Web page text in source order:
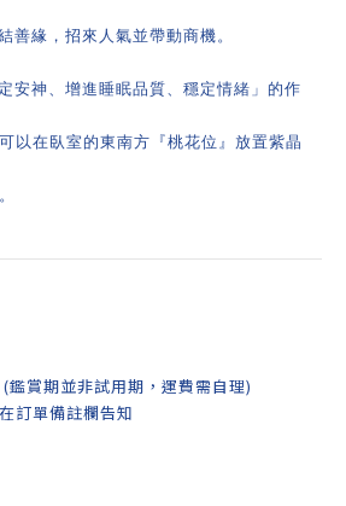
善緣，招來人氣並帶動商機。
安神、增進睡眠品質、穩定情緒」的作
以在臥室的東南方『桃花位』放置紫晶
鑑賞期並非試用期，運費需自理)
訂單備註欄告知